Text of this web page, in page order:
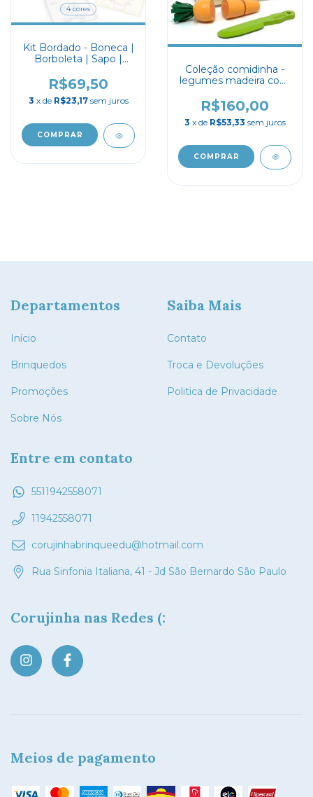
4 cores
Kit Bordado - Boneca |
Borboleta | Sapo |
R$69,50
3 x de R$23,17 sem juros
COMPRAR
Coleção comidinha -
legumes madeira com
R$160,00
3 x de R$53,33 sem juros
Departamentos
Início
Brinquedos
Promoções
Sobre Nós
Saiba Mais
Contato
Troca e Devoluções
Politica de Privacidade
Entre em contato
5511942558071
11942558071
corujinhabrinqueedu@hotmail.com
Rua Sinfonia Italiana, 41 - Jd São Bernardo São Paulo
Corujinha nas Redes (:
Meios de pagamento